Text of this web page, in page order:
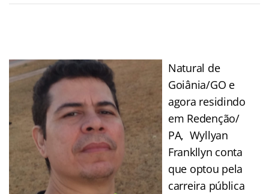
Natural de
Goiânia/GO e
agora residindo
em Redenção/
PA, Wyllyan
Frankllyn conta
que optou pela
carreira pública